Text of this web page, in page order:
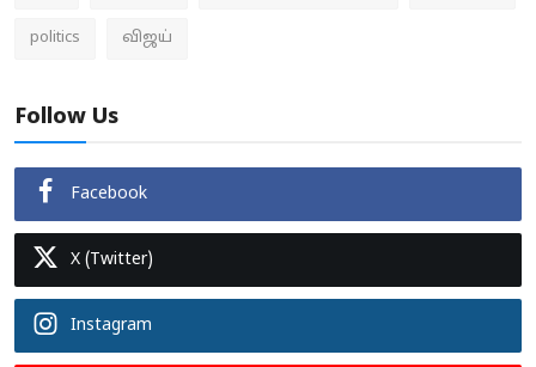
politics விஜய்
Follow Us
Facebook
X (Twitter)
Instagram